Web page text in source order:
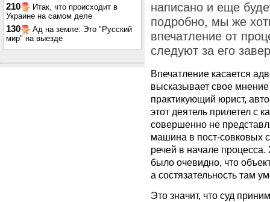
210
Итак, что происходит в
Украине на самом деле
130
Ад на земле: Это "Русский
мир" на выезде
написано и еще
подробно, мы же
впечатление от
следуют за его
Впечатление касается
высказывает свое
практикующий юрист,
этот деятель прилетел с
совершенно не
машина в пост-совковых
речей в начале
было очевидно, что
а состязательность там
Это значит, что суд